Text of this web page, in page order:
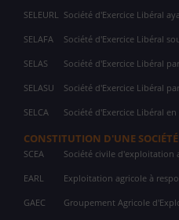
SELEURL Société d'Exercice Libéral
SELAFA Société d'Exercice Libéral
SELAS Société d'Exercice Libéral
SELASU Société d'Exercice Libéral
SELCA Société d'Exercice Libéral
CONSTITUTION D'UNE
SCEA Société civile d'exploitation
EARL Exploitation agricole à
GAEC Groupement Agricole